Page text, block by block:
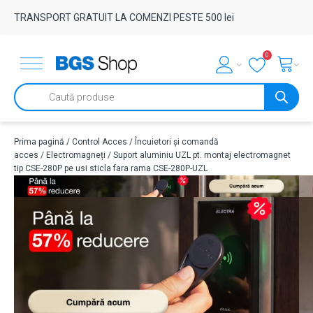
TRANSPORT GRATUIT LA COMENZI PESTE 500 lei
0
Products
search
Prima pagină / Control Acces / Încuietori și comandă
acces / Electromagneți / Suport aluminiu UZL pt. montaj electromagnet
tip CSE-280P pe usi sticla fara rama CSE-280P-UZL